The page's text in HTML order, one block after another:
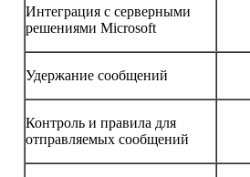
Интеграция с серверными
решениями Microsoft
Удержание сообщений
Контроль и правила для
отправляемых сообщений